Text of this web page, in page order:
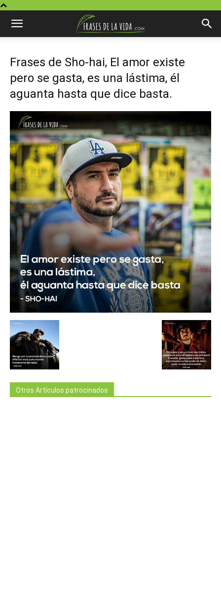
Frases de Sho-hai, El amor existe
pero se gasta, es una lástima, él
aguanta hasta que dice basta.
Otros Artículos patrocinados